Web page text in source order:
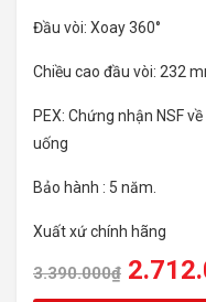
Đầu vòi: Xoay 360°
Chiều cao đầu vòi: 232
PEX: Chứng nhận NSF
uống
Bảo hành : 5 năm.
Xuất xứ chính hãng
3.390.000₫